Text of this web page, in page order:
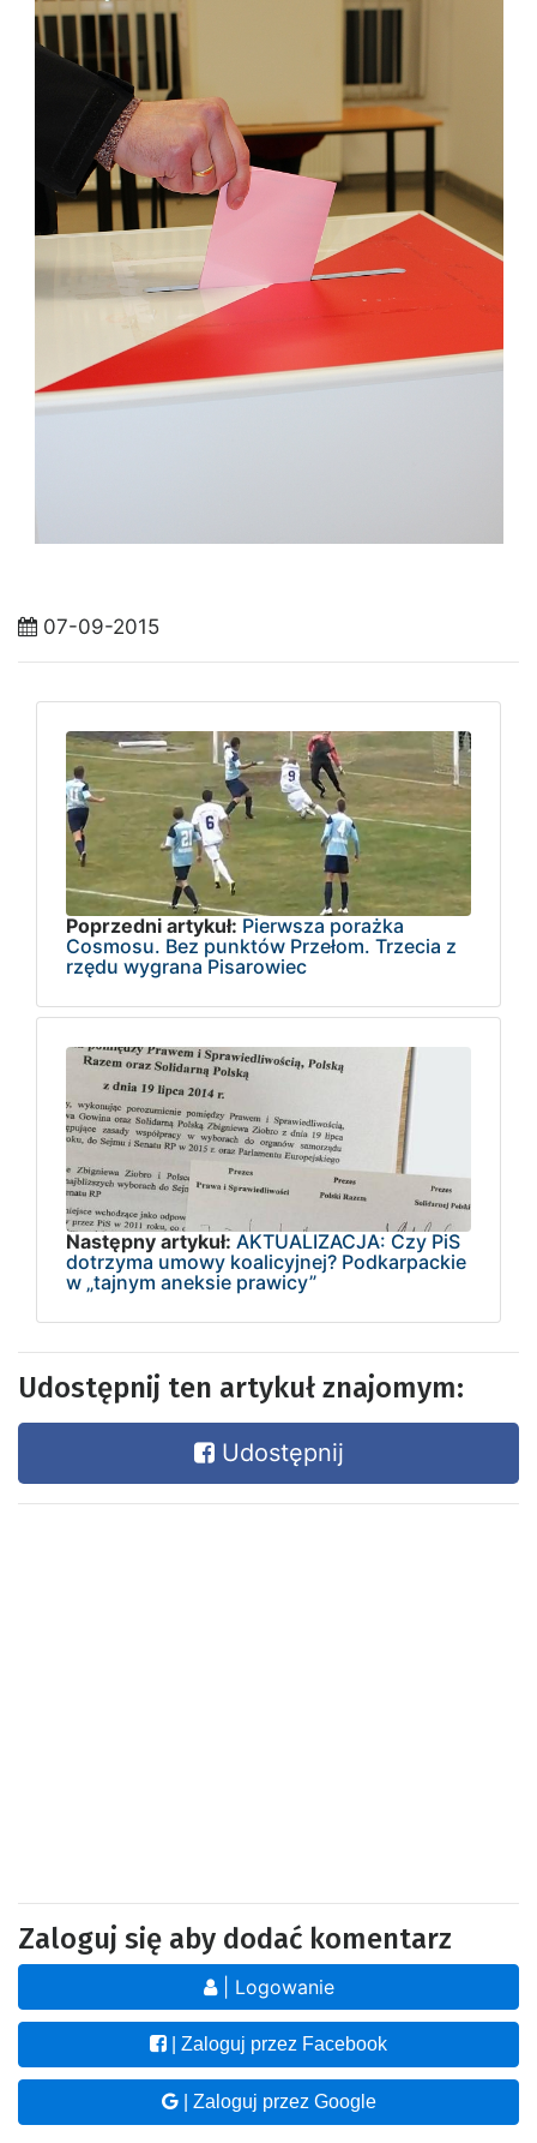
07-09-2015
Poprzedni artykuł: Pierwsza porażka
Cosmosu. Bez punktów Przełom. Trzecia z
rzędu wygrana Pisarowiec
Następny artykuł: AKTUALIZACJA: Czy PiS
dotrzyma umowy koalicyjnej? Podkarpackie
w „tajnym aneksie prawicy”
Udostępnij ten artykuł znajomym:
Udostępnij
Zaloguj się aby dodać komentarz
| Logowanie
| Zaloguj przez Facebook
| Zaloguj przez Google